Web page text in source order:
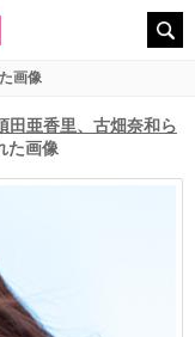
画像
田亜香里、古畑奈和ら
た画像